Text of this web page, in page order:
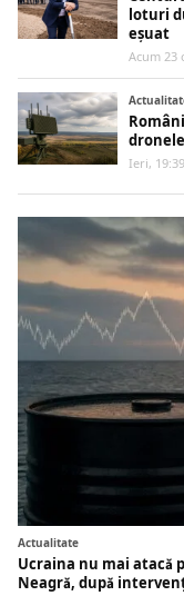
loturi
eșuat
Acum 23
Ieri, 19:39
Actualitate
Ucraina nu mai atacă
Neagră, după